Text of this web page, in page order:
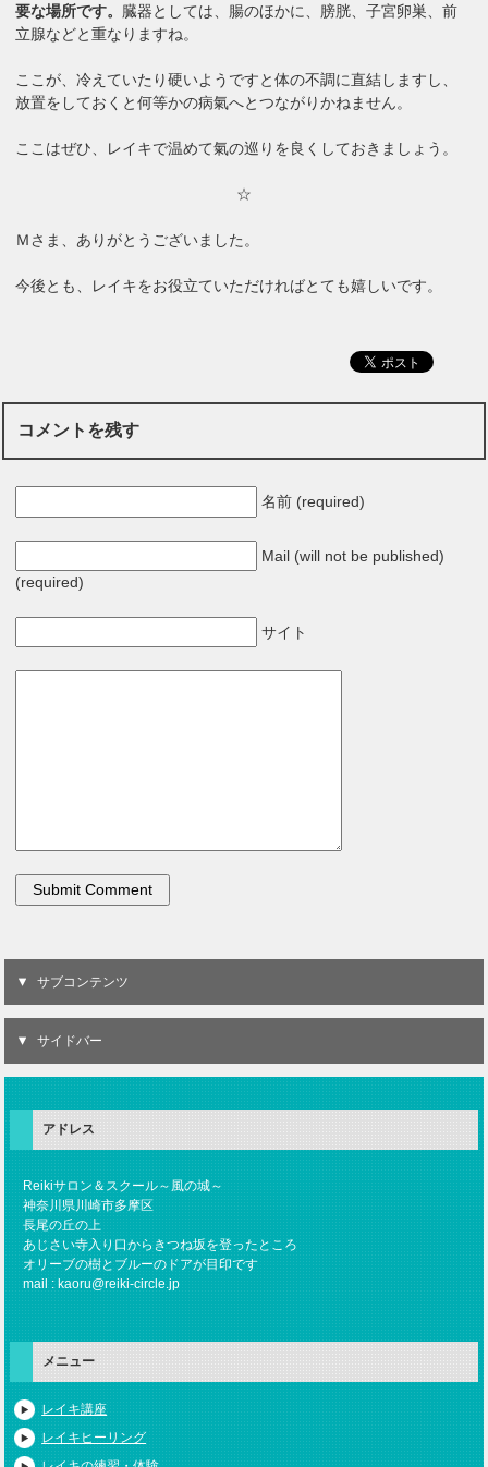
要な場所です。 臓器としては、腸のほかに、膀胱、子宮卵巣、前
立腺などと重なりますね。
ここが、冷えていたり硬いようですと体の不調に直結しますし、
放置をしておくと何等かの病氣へとつながりかねません。
ここはぜひ、レイキで温めて氣の巡りを良くしておきましょう。
☆
Ｍさま、ありがとうございました。
今後とも、レイキをお役立ていただければとても嬉しいです。
コメントを残す
名前 (required)
Mail (will not be published)
(required)
サイト
サブコンテンツ
サイドバー
アドレス
Reikiサロン＆スクール～風の城～
神奈川県川崎市多摩区
長尾の丘の上
あじさい寺入り口からきつね坂を登ったところ
オリーブの樹とブルーのドアが目印です
mail : kaoru@reiki-circle.jp
メニュー
レイキ講座
レイキヒーリング